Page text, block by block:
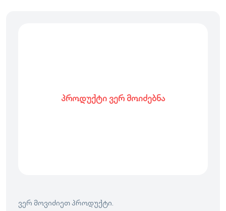
პროდუქტი ვერ მოიძებნა
ვერ მოვიძიეთ პროდუქტი.